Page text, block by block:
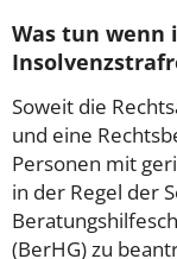
Was tun
Soweit die
und eine
Personen mit
in der Regel der
(BerHG) zu